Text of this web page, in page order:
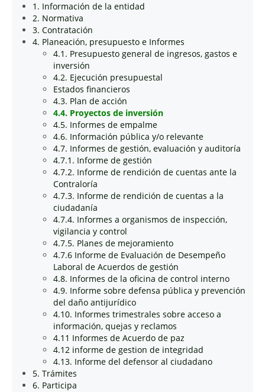
1. Información de la entidad
2. Normativa
3. Contratación
4. Planeación, presupuesto e Informes
4.1. Presupuesto general de ingresos, gastos e
inversión
4.2. Ejecución presupuestal
Estados financieros
4.3. Plan de acción
4.4. Proyectos de inversión
4.5. Informes de empalme
4.6. Información pública y/o relevante
4.7. Informes de gestión, evaluación y auditoría
4.7.1. Informe de gestión
4.7.2. Informe de rendición de cuentas ante la
Contraloría
4.7.3. Informe de rendición de cuentas a la
ciudadanía
4.7.4. Informes a organismos de inspección,
vigilancia y control
4.7.5. Planes de mejoramiento
4.7.6 Informe de Evaluación de Desempeño
Laboral de Acuerdos de gestión
4.8. Informes de la oficina de control interno
4.9. Informe sobre defensa pública y prevención
del daño antijurídico
4.10. Informes trimestrales sobre acceso a
información, quejas y reclamos
4.11 Informes de Acuerdo de paz
4.12 informe de gestion de integridad
4.13. Informe del defensor al ciudadano
5. Trámites
6. Participa